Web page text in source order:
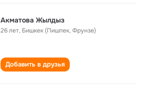
Акматова Жылдыз
26 лет, Бишкек (Пишпек, Фрунзе)
Добавить в друзья